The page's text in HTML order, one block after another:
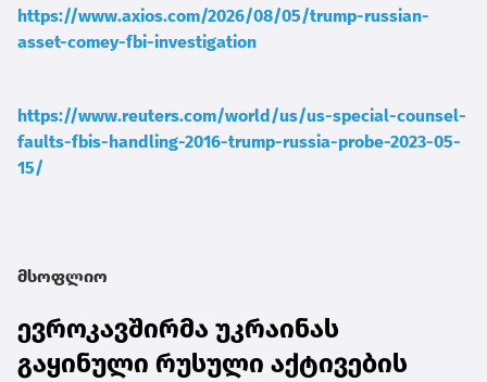
https://www.axios.com/2026/08/05/trump-russian-
asset-comey-fbi-investigation
https://www.reuters.com/world/us/us-special-counsel-
faults-fbis-handling-2016-trump-russia-probe-2023-05-
15/
მსოფლიო
ევროკავშირმა უკრაინას
გაყინული რუსული აქტივების